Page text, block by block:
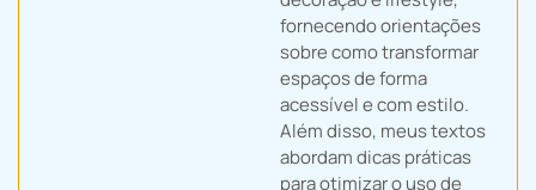
fornecendo orientações
sobre como transformar
espaços de forma
acessível e com estilo.
Além disso, meus textos
abordam dicas práticas
para otimizar o uso de